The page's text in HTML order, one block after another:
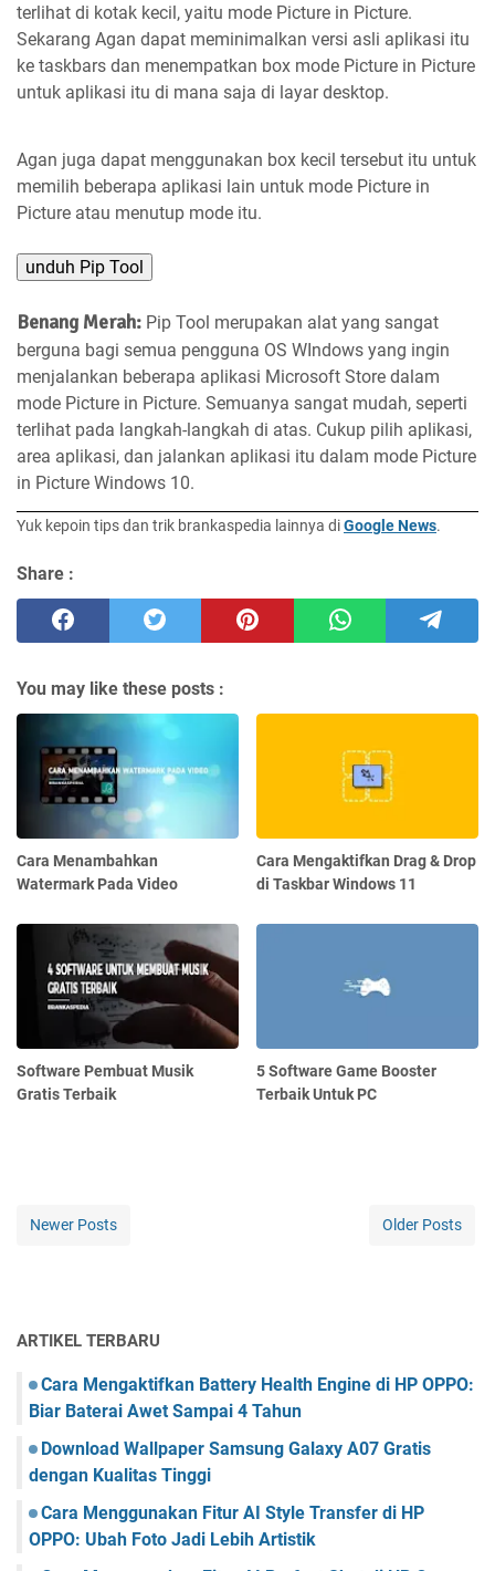
terlihat di kotak kecil, yaitu mode Picture in Picture.
Sekarang Agan dapat meminimalkan versi asli aplikasi itu
ke taskbars dan menempatkan box mode Picture in Picture
untuk aplikasi itu di mana saja di layar desktop.
Agan juga dapat menggunakan box kecil tersebut itu untuk
memilih beberapa aplikasi lain untuk mode Picture in
Picture atau menutup mode itu.
unduh Pip Tool
Benang Merah: Pip Tool merupakan alat yang sangat
berguna bagi semua pengguna OS WIndows yang ingin
menjalankan beberapa aplikasi Microsoft Store dalam
mode Picture in Picture. Semuanya sangat mudah, seperti
terlihat pada langkah-langkah di atas. Cukup pilih aplikasi,
area aplikasi, dan jalankan aplikasi itu dalam mode Picture
in Picture Windows 10.
Yuk kepoin tips dan trik brankaspedia lainnya diGoogle News.
Share :
You may like these posts :
Cara Menambahkan
Watermark Pada Video
Cara Mengaktifkan Drag & Drop
di Taskbar Windows 11
Software Pembuat Musik
Gratis Terbaik
5 Software Game Booster
Terbaik Untuk PC
Newer Posts Older Posts
ARTIKEL TERBARU
Cara Mengaktifkan Battery Health Engine di HP OPPO:
Biar Baterai Awet Sampai 4 Tahun
Download Wallpaper Samsung Galaxy A07 Gratis
dengan Kualitas Tinggi
Cara Menggunakan Fitur AI Style Transfer di HP
OPPO: Ubah Foto Jadi Lebih Artistik